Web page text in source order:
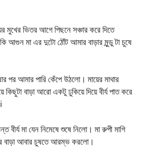
মুখের ভিতর আগে পিছনে সঞ্চার করে দিতে
আগুন মা এর দুটো ঠোঁট আমার বাড়ার মুন্ডু টা চুষে
পর আমার পারি কেঁপে উঠলো। মায়ের মাথার
কিছুটা বাড়া আরো একটু ঢুকিয়ে দিয়ে বীর্য পাত করে
মা যেন নিমেষে শুষে নিলো। মা রুপী মাগি
বাড়া আবার চুষতে আরম্ভ করলো।